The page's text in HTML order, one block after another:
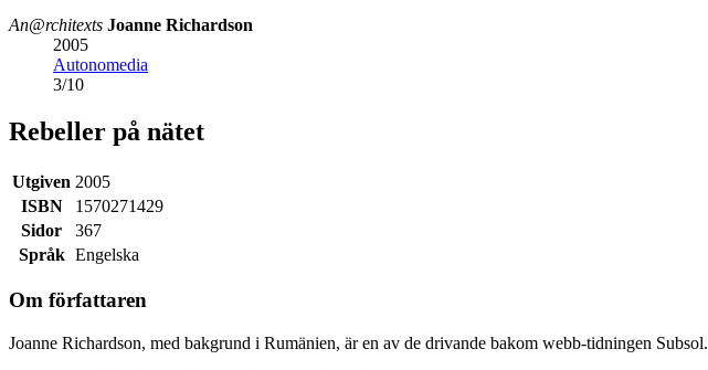
An@rchitexts Joanne Richardson
2005
Autonomedia
3/10
Rebeller på nätet
Utgiven 2005
ISBN
1570271429
Sidor
367
Språk Engelska
Om författaren
Joanne Richardson, med bakgrund i Rumänien, är en av de drivande bakom webb-tidningen Subsol.